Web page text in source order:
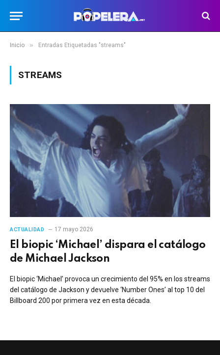
Inicio » Entradas Etiquetadas "streams"
STREAMS
ACTUALIDAD 17 mayo 2026
El biopic ‘Michael’ dispara el catálogo
de Michael Jackson
El biopic ‘Michael’ provoca un crecimiento del 95% en los streams
del catálogo de Jackson y devuelve ‘Number Ones’ al top 10 del
Billboard 200 por primera vez en esta década.